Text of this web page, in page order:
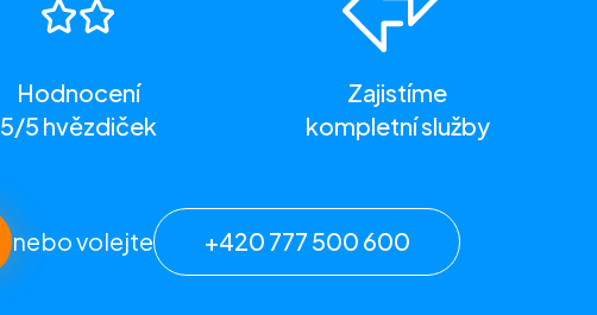
Hodnocení
5/5 hvězdiček
Zajistíme
kompletní služby
nebo volejte +420 777 500 600